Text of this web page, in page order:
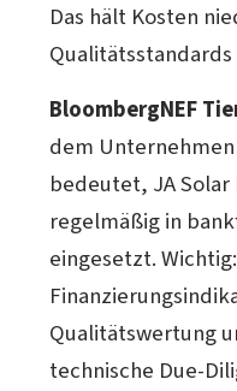
Das hält Kosten
BloombergNEF
dem
bedeutet, JA
regelmäßig in
eingesetzt.
Qualitätswertung
technische Due-